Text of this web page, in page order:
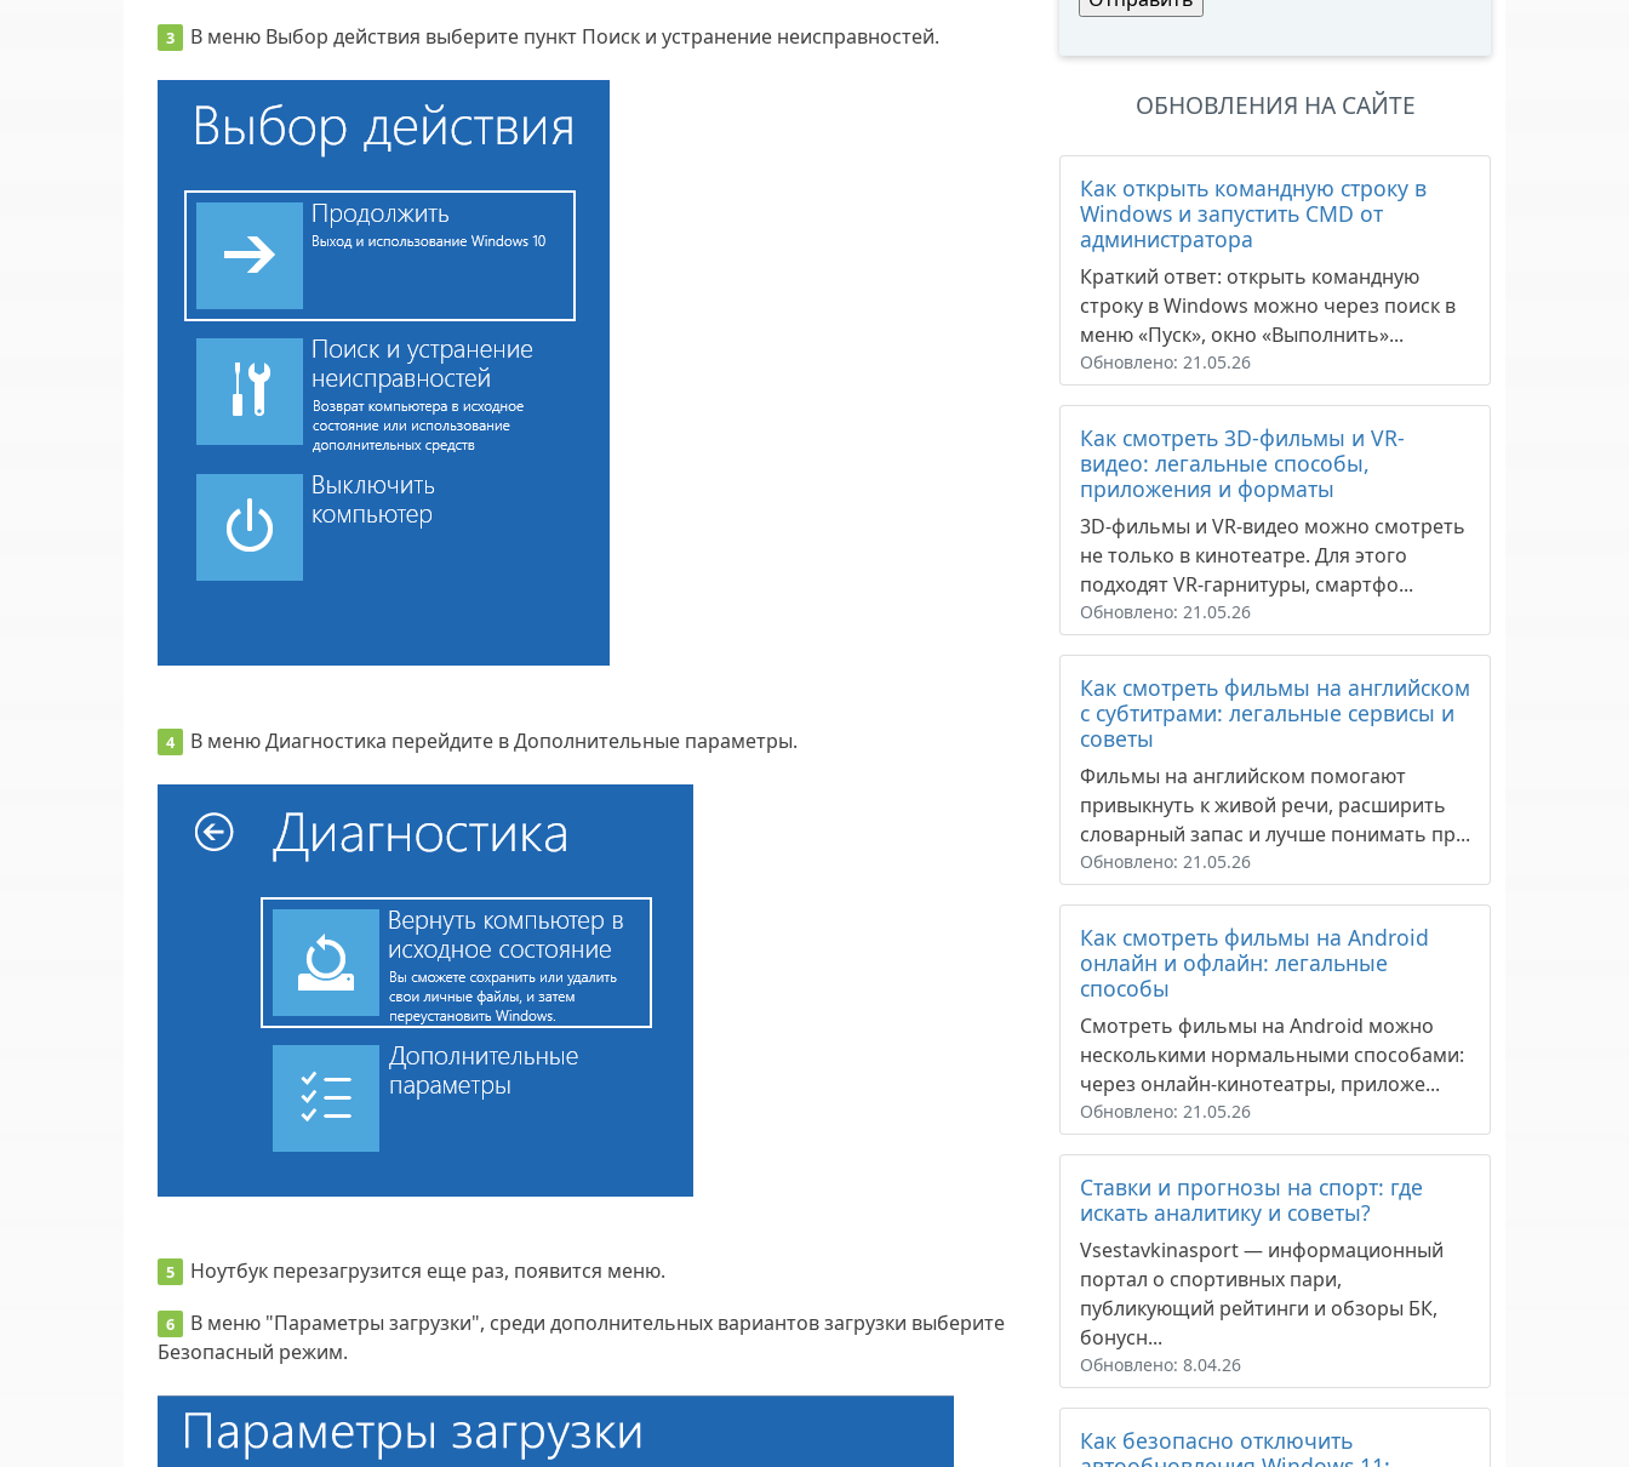
В меню Выбор действия выберите пункт Поиск и устранение неисправностей.
В меню Диагностика перейдите в Дополнительные параметры.
Ноутбук перезагрузится еще раз, появится меню.
В меню "Параметры загрузки", среди дополнительных вариантов загрузки выберите
Безопасный режим.
ОБНОВЛЕНИЯ НА САЙТЕ
Как открыть командную строку в
Windows и запустить CMD от
администратора
Краткий ответ: открыть командную
строку в Windows можно через поиск в
меню «Пуск», окно «Выполнить»...
Обновлено: 21.05.26
Как смотреть 3D-фильмы и VR-
видео: легальные способы,
приложения и форматы
3D-фильмы и VR-видео можно смотреть
не только в кинотеатре. Для этого
подходят VR-гарнитуры, смартфо...
Обновлено: 21.05.26
Как смотреть фильмы на английском
с субтитрами: легальные сервисы и
советы
Фильмы на английском помогают
привыкнуть к живой речи, расширить
словарный запас и лучше понимать пр...
Обновлено: 21.05.26
Как смотреть фильмы на Android
онлайн и офлайн: легальные
способы
Смотреть фильмы на Android можно
несколькими нормальными способами:
через онлайн-кинотеатры, приложе...
Обновлено: 21.05.26
Ставки и прогнозы на спорт: где
искать аналитику и советы?
Vsestavkinasport — информационный
портал о спортивных пари,
публикующий рейтинги и обзоры БК,
бонусн...
Обновлено: 8.04.26
Как безопасно отключить